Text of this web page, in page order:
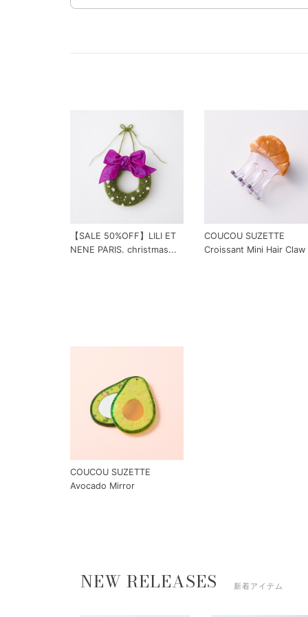
【SALE 50%OFF】LILI ET
NENE PARIS. christmas...
COUCOU SUZETTE
Croissant Mini Hair Claw
COUCOU SUZETTE
Avocado Mirror
NEW RELEASES 新着アイテム